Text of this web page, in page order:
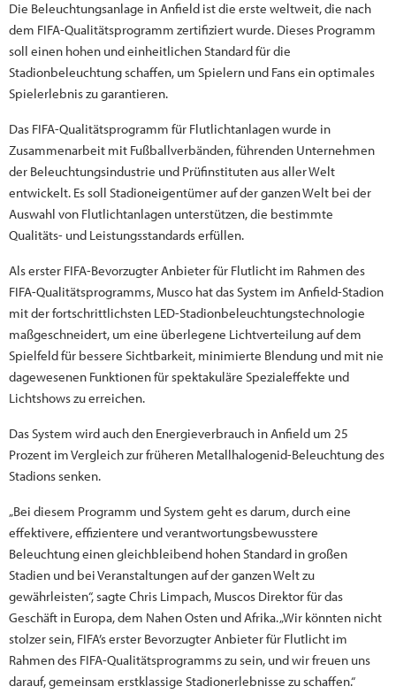
Die Beleuchtungsanlage in Anfield ist die erste weltweit, die nach
dem FIFA-Qualitätsprogramm zertifiziert wurde. Dieses Programm
soll einen hohen und einheitlichen Standard für die
Stadionbeleuchtung schaffen, um Spielern und Fans ein optimales
Spielerlebnis zu garantieren.
Das FIFA-Qualitätsprogramm für Flutlichtanlagen wurde in
Zusammenarbeit mit Fußballverbänden, führenden Unternehmen
der Beleuchtungsindustrie und Prüfinstituten aus aller Welt
entwickelt. Es soll Stadioneigentümer auf der ganzen Welt bei der
Auswahl von Flutlichtanlagen unterstützen, die bestimmte
Qualitäts- und Leistungsstandards erfüllen.
Als erster FIFA-Bevorzugter Anbieter für Flutlicht im Rahmen des
FIFA-Qualitätsprogramms, Musco hat das System im Anfield-Stadion
mit der fortschrittlichsten LED-Stadionbeleuchtungstechnologie
maßgeschneidert, um eine überlegene Lichtverteilung auf dem
Spielfeld für bessere Sichtbarkeit, minimierte Blendung und mit nie
dagewesenen Funktionen für spektakuläre Spezialeffekte und
Lichtshows zu erreichen.
Das System wird auch den Energieverbrauch in Anfield um 25
Prozent im Vergleich zur früheren Metallhalogenid-Beleuchtung des
Stadions senken.
„Bei diesem Programm und System geht es darum, durch eine
effektivere, effizientere und verantwortungsbewusstere
Beleuchtung einen gleichbleibend hohen Standard in großen
Stadien und bei Veranstaltungen auf der ganzen Welt zu
gewährleisten“, sagte Chris Limpach, Muscos Direktor für das
Geschäft in Europa, dem Nahen Osten und Afrika. „Wir könnten nicht
stolzer sein, FIFA’s erster Bevorzugter Anbieter für Flutlicht im
Rahmen des FIFA-Qualitätsprogramms zu sein, und wir freuen uns
darauf, gemeinsam erstklassige Stadionerlebnisse zu schaffen.“